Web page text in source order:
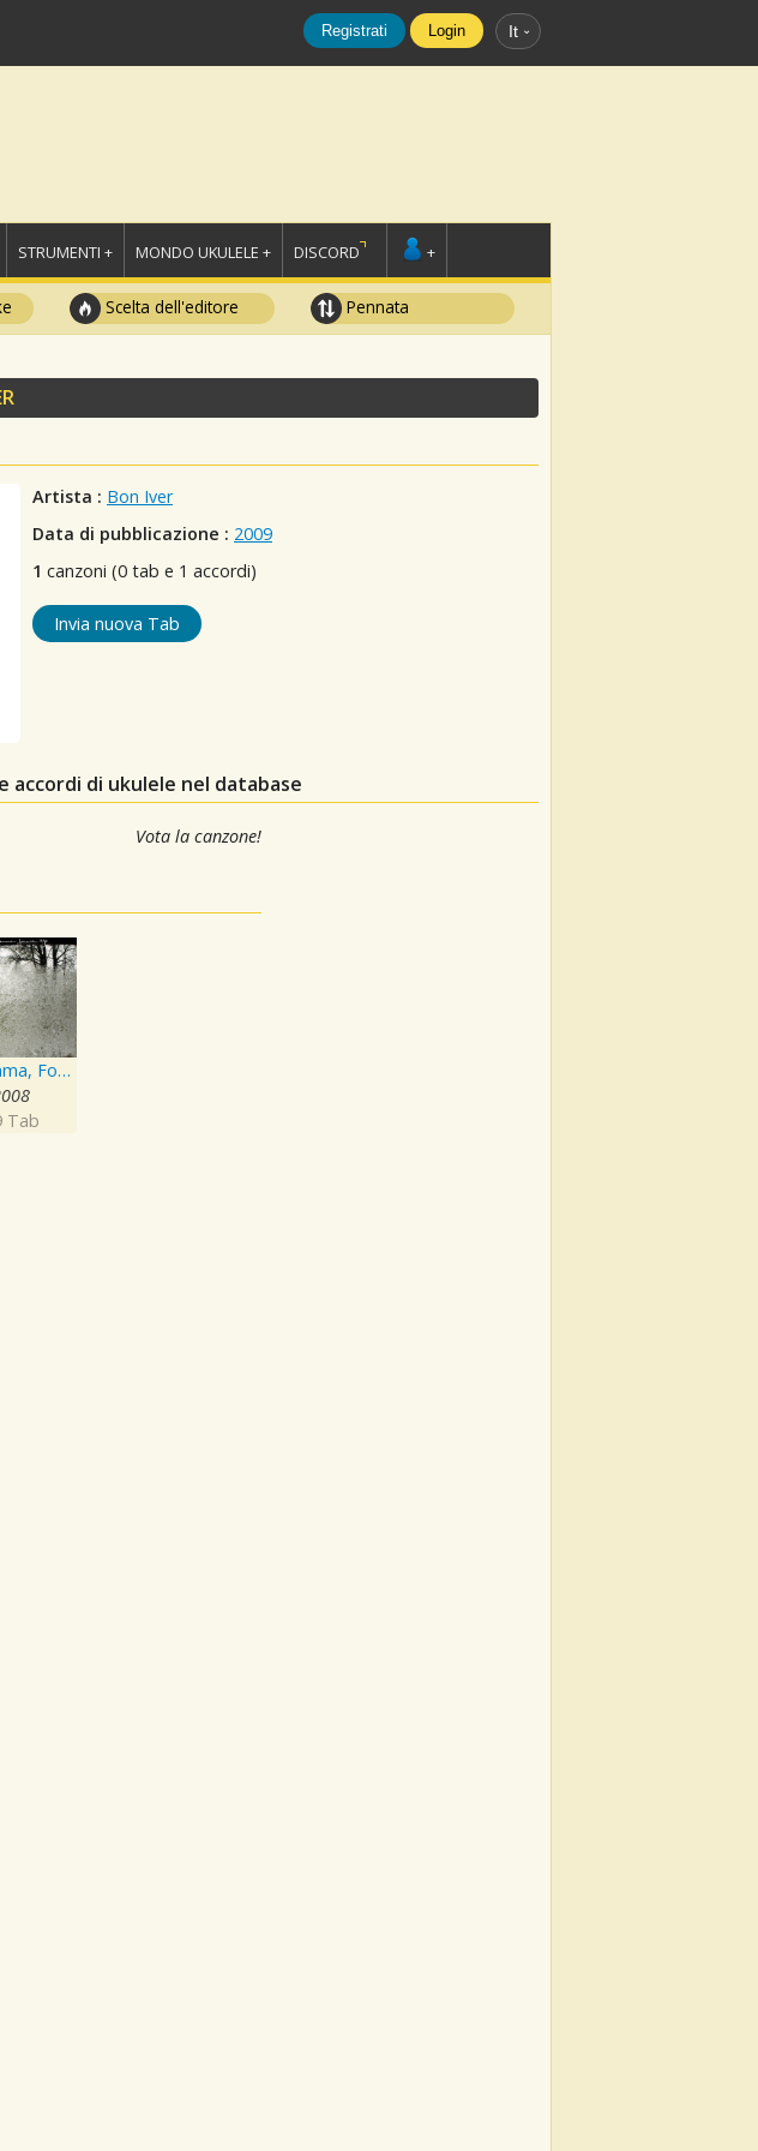
Registrati Login It
STRUMENTI + MONDO UKULELE + DISCORD +
Scelta dell'editore Pennata
Artista : Bon Iver
Data di pubblicazione : 2009
1 canzoni (0 tab e 1 accordi)
Invia nuova Tab
accordi di ukulele nel database
Vota la canzone!
For Emma, Forever Ago
Tab